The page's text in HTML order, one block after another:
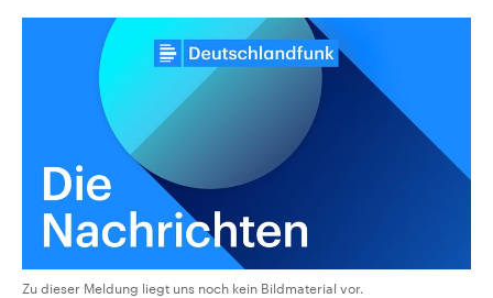
Audio-Archiv
Zu dieser Meldung liegt uns noch kein Bildmaterial vor.